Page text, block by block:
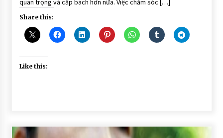
quan trọng và cấp bách hơn nữa. Việc chăm sóc […]
Share this:
Like this: